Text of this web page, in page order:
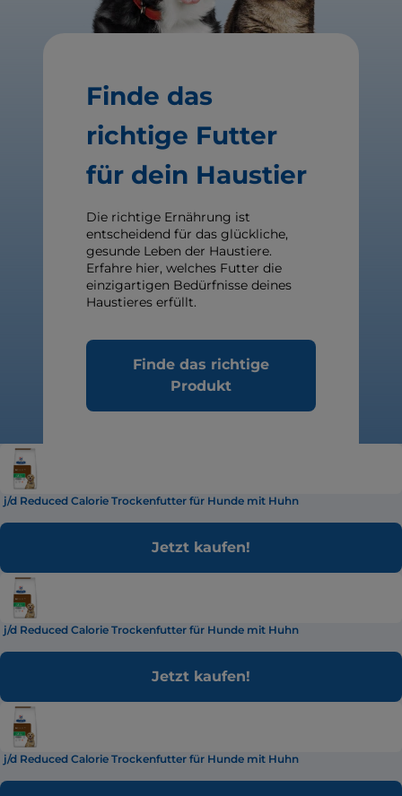
Finde das
richtige Futter
für dein Haustier
Die richtige Ernährung ist
entscheidend für das glückliche,
gesunde Leben der Haustiere.
Erfahre hier, welches Futter die
einzigartigen Bedürfnisse deines
Haustieres erfüllt.
Finde das richtige
Produkt
j/d Reduced Calorie Trockenfutter für Hunde mit Huhn
Jetzt kaufen!
j/d Reduced Calorie Trockenfutter für Hunde mit Huhn
Jetzt kaufen!
j/d Reduced Calorie Trockenfutter für Hunde mit Huhn